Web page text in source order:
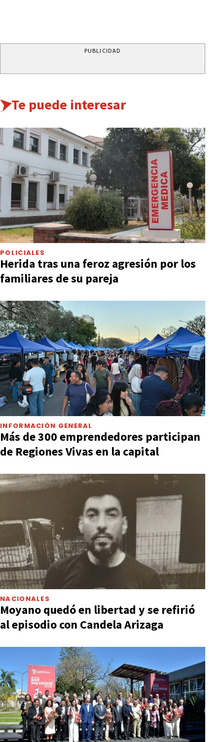
PUBLICIDAD
Te puede interesar
POLICIALES
Herida tras una feroz agresión por los
familiares de su pareja
INFORMACIÓN GENERAL
Más de 300 emprendedores participan
de Regiones Vivas en la capital
NACIONALES
Moyano quedó en libertad y se refirió
al episodio con Candela Arizaga